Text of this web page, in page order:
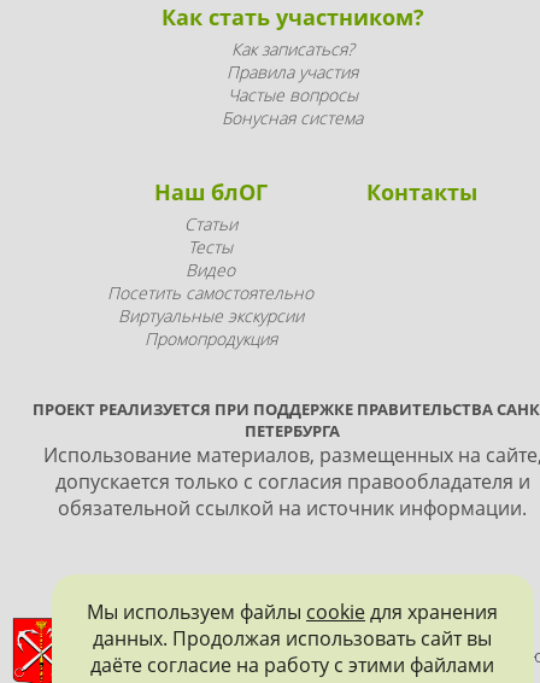
Как стать участником?
Как записаться?
Правила участия
Частые вопросы
Бонусная система
Наш блОГ
Статьи
Тесты
Видео
Посетить самостоятельно
Виртуальные экскурсии
Промопродукция
Контакты
ПРОЕКТ РЕАЛИЗУЕТСЯ ПРИ ПОДДЕРЖКЕ ПРАВИТЕЛЬСТВА
ПЕТЕРБУРГА
Использование материалов, размещенных на
допускается только с согласия правообладателя и
обязательной ссылкой на источник информации.
ПРАВИТЕЛЬСТВО САНКТ-ПЕТЕРБУРГА
КОМИТЕТ ПО ГОСУДАРСТВЕННОМУ КОНТРОЛЮ,
И ОХРАНЕ ПАМЯТНИКОВ ИСТОРИИ И КУЛЬТУРЫ
Мы используем файлы cookieдля хранения
данных. Продолжая использовать сайт вы
даёте согласие на работу с этими файлами